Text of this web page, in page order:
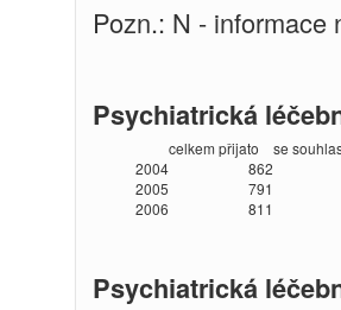
Pozn.: N - informace
Psychiatrická
celkem přijato
se
2004
862
2005
791
2006
811
Psychiatrická